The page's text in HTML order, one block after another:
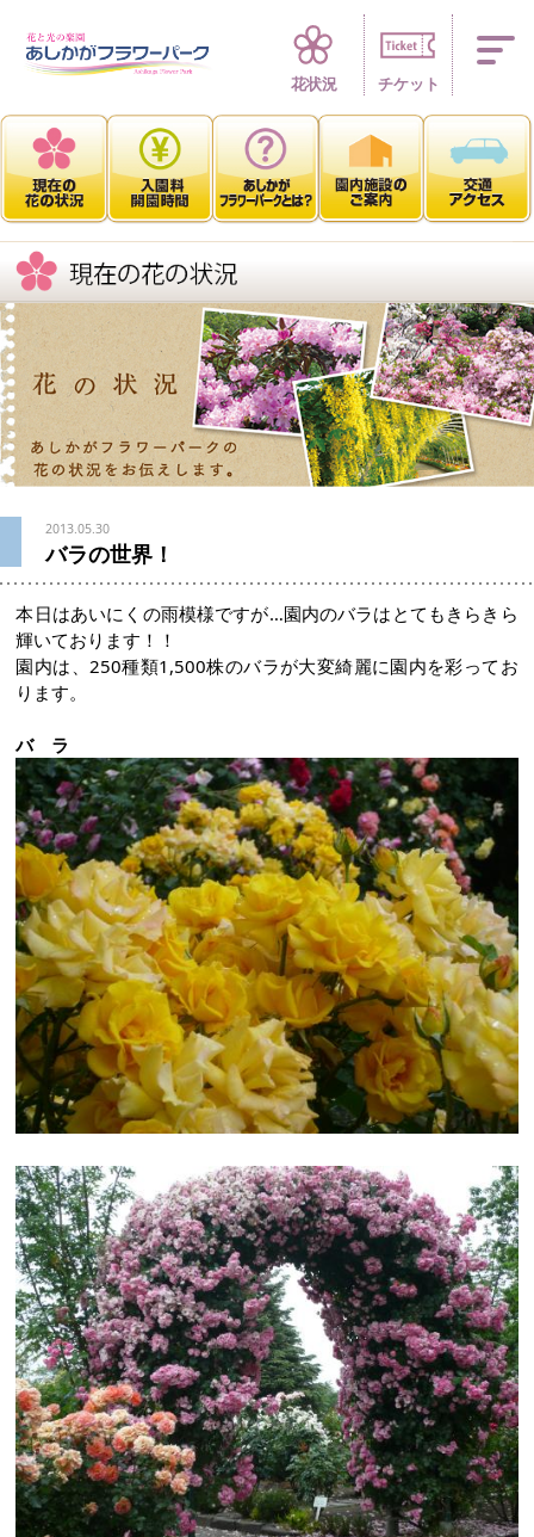
四季折々 花の
花状況 チケット
2013.05.30
バラの世界！
本日はあいにくの雨模様ですが…園内のバラはとてもきらきら
輝いております！！
園内は、250種類1,500株のバラが大変綺麗に園内を彩ってお
ります。
バ ラ